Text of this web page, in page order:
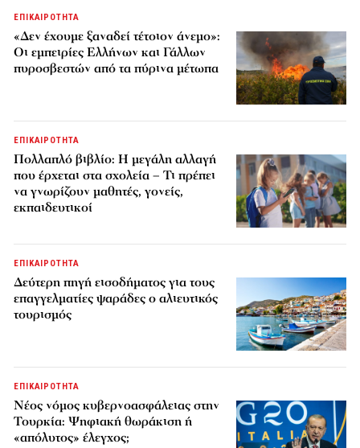
ΕΠΙΚΑΙΡΟΤΗΤΑ
«Δεν έχουμε ξαναδεί τέτοιον άνεμο»:
Οι εμπειρίες Ελλήνων και Γάλλων
πυροσβεστών από τα πύρινα μέτωπα
ΕΠΙΚΑΙΡΟΤΗΤΑ
Πολλαπλό βιβλίο: Η μεγάλη αλλαγή
που έρχεται στα σχολεία – Τι πρέπει
να γνωρίζουν μαθητές, γονείς,
εκπαιδευτικοί
ΕΠΙΚΑΙΡΟΤΗΤΑ
Δεύτερη πηγή εισοδήματος για τους
επαγγελματίες ψαράδες ο αλιευτικός
τουρισμός
ΕΠΙΚΑΙΡΟΤΗΤΑ
Νέος νόμος κυβερνοασφάλειας στην
Τουρκία: Ψηφιακή θωράκιση ή
«απόλυτος» έλεγχος;